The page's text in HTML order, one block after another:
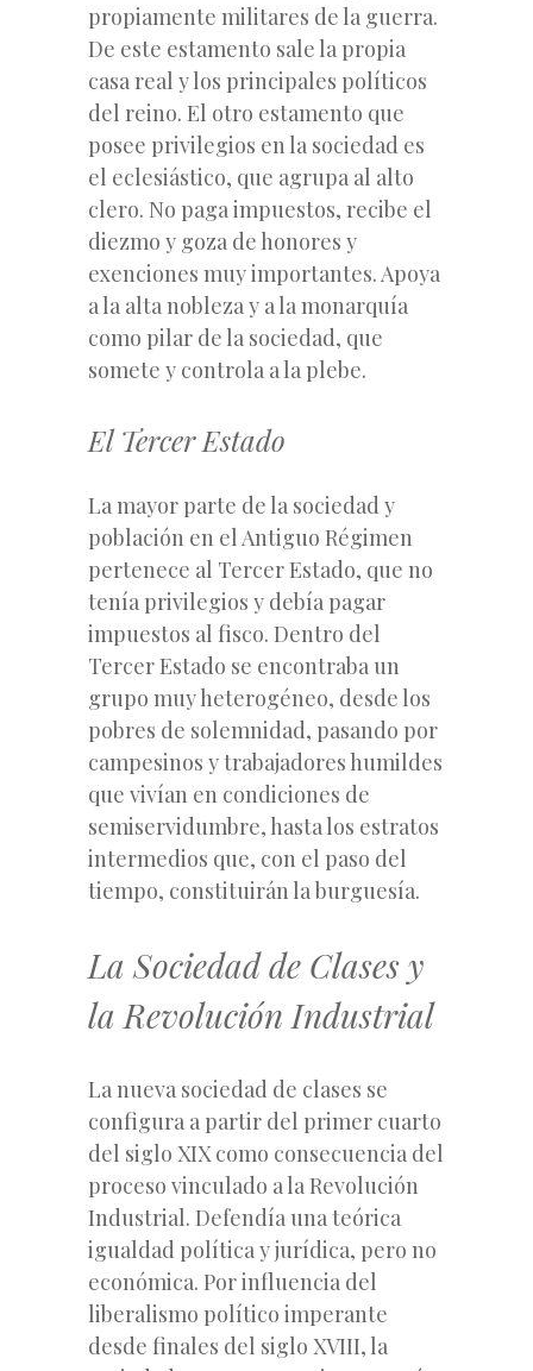
propiamente militares de la guerra.
De este estamento sale la propia
casa real y los principales políticos
del reino. El otro estamento que
posee privilegios en la sociedad es
el eclesiástico, que agrupa al alto
clero. No paga impuestos, recibe el
diezmo y goza de honores y
exenciones muy importantes. Apoya
a la alta nobleza y a la monarquía
como pilar de la sociedad, que
somete y controla a la plebe.
El Tercer Estado
La mayor parte de la sociedad y
población en el Antiguo Régimen
pertenece al Tercer Estado, que no
tenía privilegios y debía pagar
impuestos al fisco. Dentro del
Tercer Estado se encontraba un
grupo muy heterogéneo, desde los
pobres de solemnidad, pasando por
campesinos y trabajadores humildes
que vivían en condiciones de
semiservidumbre, hasta los estratos
intermedios que, con el paso del
tiempo, constituirán la burguesía.
La Sociedad de Clases y
la Revolución Industrial
La nueva sociedad de clases se
configura a partir del primer cuarto
del siglo XIX como consecuencia del
proceso vinculado a la Revolución
Industrial. Defendía una teórica
igualdad política y jurídica, pero no
económica. Por influencia del
liberalismo político imperante
desde finales del siglo XVIII, la